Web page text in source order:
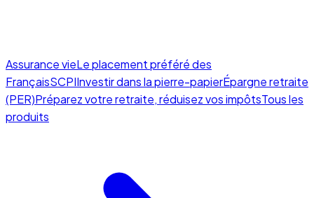
Assurance vieLe placement préféré des
FrançaisSCPIInvestir dans la pierre-papierÉpargne retraite
(PER)Préparez votre retraite, réduisez vos impôtsTous les
produits